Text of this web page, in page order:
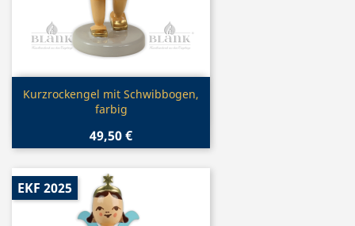
Vorschau
Kurzrockengel mit Schwibbogen,
farbig
49,50 €
EKF 2025